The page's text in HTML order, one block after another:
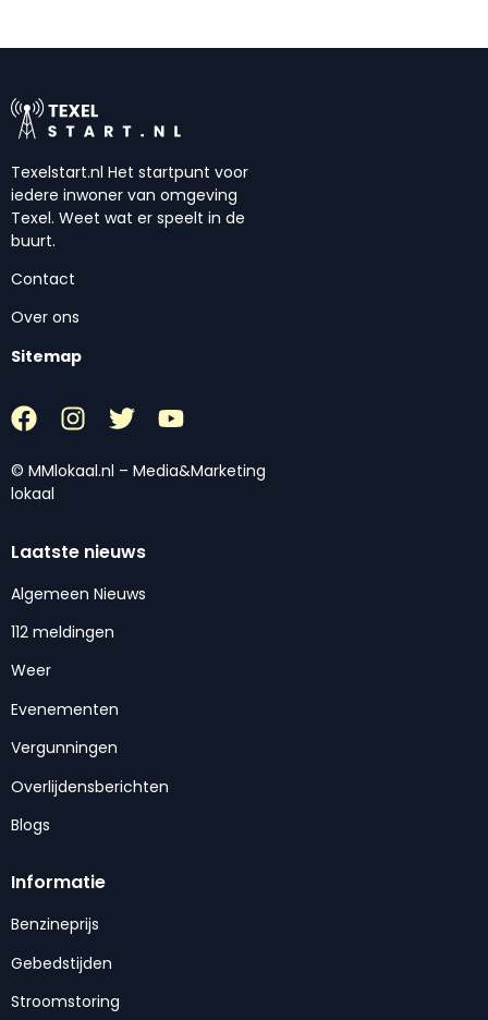
Texelstart.nl Het startpunt voor
iedere inwoner van omgeving
Texel. Weet wat er speelt in de
buurt.
Contact
Over ons
Sitemap
© MMlokaal.nl – Media&Marketing
lokaal
Laatste nieuws
Algemeen Nieuws
112 meldingen
Weer
Evenementen
Vergunningen
Overlijdensberichten
Blogs
Informatie
Benzineprijs
Gebedstijden
Stroomstoring